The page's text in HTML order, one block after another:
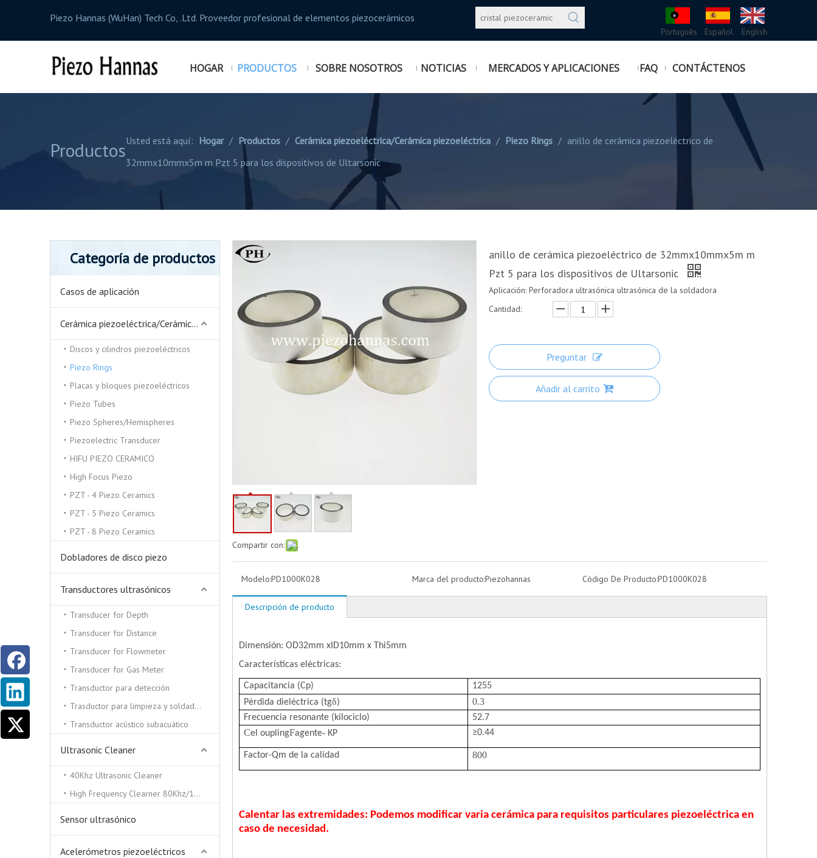
Piezo Hannas (WuHan) Tech Co, .Ltd. Proveedor profesional de elementos piezocerámicos
Português Español English
HOGAR PRODUCTOS SOBRE NOSOTROS NOTICIAS MERCADOS Y APLICACIONES FAQ CONTÁCTENOS
ProductosUsted está aquí: Hogar / Productos / Cerámica piezoeléctrica/Cerámica piezoeléctrica / Piezo Rings / anillo de cerámica piezoeléctrico de
32mmx10mmx5m m Pzt 5 para los dispositivos de Ultarsonic
Categoría de productos
Casos de aplicación
Cerámica piezoeléctrica/Cerámica piezoeléctrica
Discos y cilindros piezoeléctricos
Piezo Rings
Placas y bloques piezoeléctricos
Piezo Tubes
Piezo Spheres/Hemispheres
Piezoelectric Transducer
HIFU PIEZO CERAMICO
High Focus Piezo
PZT - 4 Piezo Ceramics
PZT - 5 Piezo Ceramics
PZT - 8 Piezo Ceramics
Dobladores de disco piezo
Transductores ultrasónicos
Transducer for Depth
Transducer for Distance
Transducer for Flowmeter
Transducer for Gas Meter
Transductor para detección
Trasductor para limpieza y soldadura por ultrasonidos.
Transductor acústico subacuático
Ultrasonic Cleaner
40Khz Ultrasonic Cleaner
High Frequency Clearner 80Khz/100Khz/130/Khz
Sensor ultrasónico
Acelerómetros piezoeléctricos
Compartir con:
anillo de cerámica piezoeléctrico de 32mmx10mmx5m m
Pzt 5 para los dispositivos de Ultarsonic
Aplicación: Perforadora ultrasónica ultrasónica de la soldadora
Cantidad:
Preguntar
Añadir al carrito
Modelo:PD1000K028 Marca del producto:Piezohannas Código De Producto:PD1000K028
Descripción de producto
Dimensión: OD32mm xID10mm x Thi5mm
Características eléctricas:
Capacitancia (Cp)
1255
Pérdida dieléctrica (tgδ) 0.3
Frecuencia resonante (kilociclo) 52.7
Cel ouplingFagente- KP ≥0.44
Factor-Qm de la calidad 800
Calentar las extremidades: Podemos modificar varia cerámica para requisitos particulares piezoeléctrica en
caso de necesidad.